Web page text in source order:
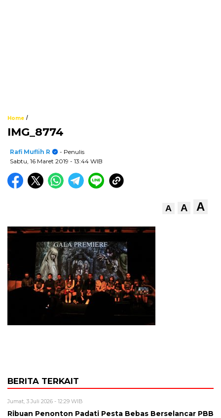
Home /
IMG_8774
Rafi Muflih R
- Penulis
Sabtu, 16 Maret 2019 - 13:44 WIB
A A A
BERITA TERKAIT
Jumat, 3 Juli 2026 - 12:29 WIB
Ribuan Penonton Padati Pesta Bebas Berselancar PBB